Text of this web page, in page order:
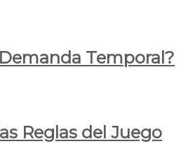
Temporal?
Reglas del Juego